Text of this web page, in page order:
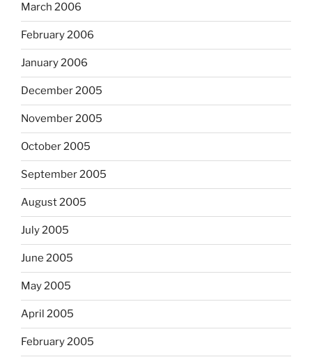
March 2006
February 2006
January 2006
December 2005
November 2005
October 2005
September 2005
August 2005
July 2005
June 2005
May 2005
April 2005
February 2005